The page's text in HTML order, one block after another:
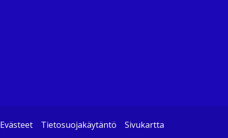
Evästeet Tietosuojakäytäntö Sivukartta